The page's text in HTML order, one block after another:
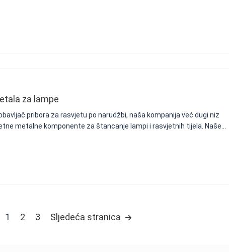
za lampe
pribora za rasvjetu po narudžbi, naša kompanija već dugi niz
metalne komponente za štancanje lampi i rasvjetnih tijela. Naše...
1 2 3 Sljedeća stranica